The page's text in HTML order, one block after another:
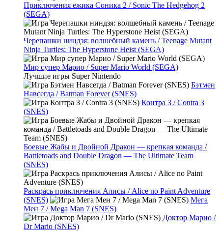
Приключения ежика Соника 2 / Sonic The Hedgehog 2
(SEGA)
Черепашки ниндзя: волшебный камень / Teenage Mutant
Ninja Turtles: The Hyperstone Heist (SEGA)
Мир супер Марио / Super Mario World (SEGA)
Лучшие игры Super Nintendo
Бэтмен
Навсегда / Batman Forever (SNES)
Контра 3 / Contra 3
(SNES)
Боевые Жабы и Двойной Дракон — крепкая команда /
Battletoads and Double Dragon — The Ultimate Team
(SNES)
Раскрась приключения Алисы / Alice no Paint Adventure
(SNES)
Мега
Мен 7 / Mega Man 7 (SNES)
Доктор Марио /
Dr Mario (SNES)